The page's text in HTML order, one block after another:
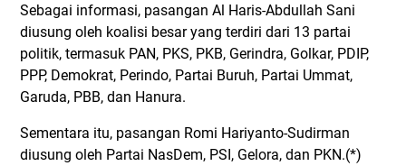
Sebagai informasi, pasangan Al Haris-Abdullah Sani
diusung oleh koalisi besar yang terdiri dari 13 partai
politik, termasuk PAN, PKS, PKB, Gerindra, Golkar, PDIP,
PPP, Demokrat, Perindo, Partai Buruh, Partai Ummat,
Garuda, PBB, dan Hanura.
Sementara itu, pasangan Romi Hariyanto-Sudirman
diusung oleh Partai NasDem, PSI, Gelora, dan PKN.(*)